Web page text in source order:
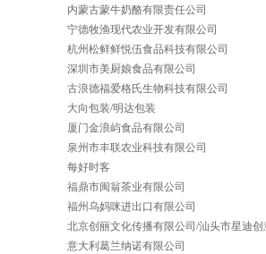
内蒙古蒙牛奶酪有限责任公司
宁德牧渔现代农业开发有限公司
杭州松鲜鲜悦伍食品科技有限公司
深圳市美厨娘食品有限公司
古浪德福爱格氏生物科技有限公司
大向包装/明达包装
厦门金浪屿食品有限公司
泉州市丰联农业科技有限公司
每好时客
福鼎市闽翁茶业有限公司
福州乌妈咪进出口有限公司
北京创丽文化传播有限公司/汕头市星迪
意大利葛兰纳诺有限公司